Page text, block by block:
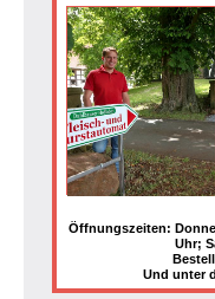
Leopoldshöhe,
Nienhagen,
Schuckenbaum
Öffnungszeiten:
Uhr;
Und unter